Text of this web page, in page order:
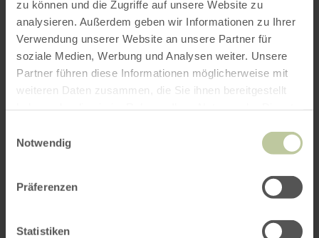
zu können und die Zugriffe auf unsere Website zu
analysieren. Außerdem geben wir Informationen zu Ihrer
Verwendung unserer Website an unsere Partner für
soziale Medien, Werbung und Analysen weiter. Unsere
Partner führen diese Informationen möglicherweise mit
weiteren Daten zusammen, die Sie ihnen bereitgestellt
Notwendig
Präferenzen
Statistiken
ROUTE PLANEN
Weitere Veranstaltungen